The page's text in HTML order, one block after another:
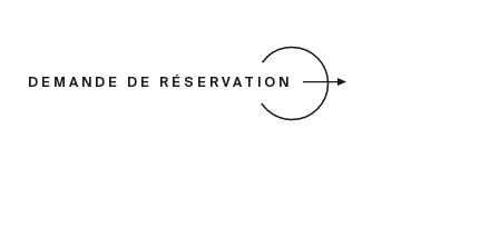
DEMANDE DE RÉSERVATION